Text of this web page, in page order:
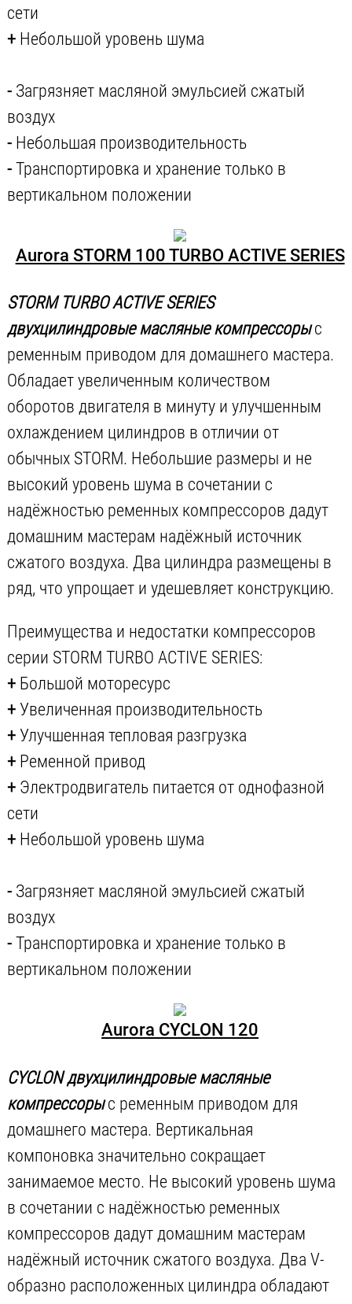
сети
+Небольшой уровень шума
-Загрязняет масляной эмульсией сжатый
воздух
-Небольшая производительность
-Транспортировка и хранение только в
вертикальном положении
Aurora STORM 100 TURBO ACTIVE SERIES
STORM TURBO ACTIVE SERIES
двухцилиндровые масляные компрессорыс
ременным приводом для домашнего мастера.
Обладает увеличенным количеством
оборотов двигателя в минуту и улучшенным
охлаждением цилиндров в отличии от
обычных STORM. Небольшие размеры и не
высокий уровень шума в сочетании с
надёжностью ременных компрессоров дадут
домашним мастерам надёжный источник
сжатого воздуха. Два цилиндра размещены в
ряд, что упрощает и удешевляет конструкцию.
Преимущества и недостатки компрессоров
серии STORM TURBO ACTIVE SERIES:
+Большой моторесурс
+Увеличенная производительность
+Улучшенная тепловая разгрузка
+Ременной привод
+Электродвигатель питается от однофазной
сети
+Небольшой уровень шума
-Загрязняет масляной эмульсией сжатый
воздух
-Транспортировка и хранение только в
вертикальном положении
Aurora CYCLON 120
CYCLON двухцилиндровые масляные
компрессорыс ременным приводом для
домашнего мастера. Вертикальная
компоновка значительно сокращает
занимаемое место. Не высокий уровень шума
в сочетании с надёжностью ременных
компрессоров дадут домашним мастерам
надёжный источник сжатого воздуха. Два V-
образно расположенных цилиндра обладают